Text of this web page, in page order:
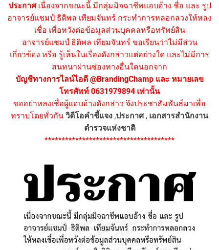
ประกาศเนื่องจากขณะนี้ มีกลุ่มมิจฉาชีพแอบอ้าง ชื่อ และ รูป
อาจารย์แชมป์ ธิติพล เทียมจันทร์ กระทำการหลอกลวงให้หลง
เชื่อ เพื่อหวังต่อข้อมูลส่วนบุคคลหรือทรัพย์สิน
อาจารย์แชมป์ ธิติพล เทียมจันทร์ ขอเรียนว่าไม่มีส่วน
เกี่ยวข้อง หรือ รู้เห็นในเรื่องดังกล่าวแต่อย่างใด และไม่มีการ
สนทนาผ่านช่องทางอื่นใดนอกจาก
บัญชีทางการไลน์ไอดี @BrandingChamp และ หมายเลข
โทรศัพท์ 0631979894 เท่านั้น
ขออย่าหลงเชื่อผู้แอบอ้างดังกล่าว จึงประชาสัมพันธ์มาเพื่อ
ทราบโดยทั่วกัน วิดีโอคำชี้แจง ,ประกาศ, เอกสารสำนักงาน
ตำรวจแห่งชาติ
**************************************